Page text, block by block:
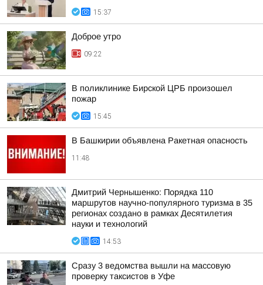
15:37
Доброе утро
09:22
В поликлинике Бирской ЦРБ произошел
пожар
15:45
В Башкирии объявлена Ракетная опасность
11:48
Дмитрий Чернышенко: Порядка 110
маршрутов научно-популярного туризма в 35
регионах создано в рамках Десятилетия
науки и технологий
14:53
Сразу 3 ведомства вышли на массовую
проверку таксистов в Уфе